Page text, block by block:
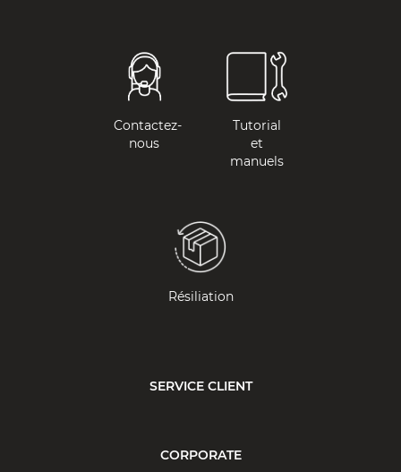
Contactez-
nous
Tutorial
et
manuels
Résiliation
SERVICE CLIENT
CORPORATE